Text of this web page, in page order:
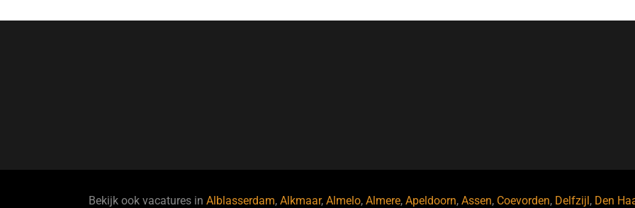
Bekijk ook vacatures in Alblasserdam, Alkmaar, Almelo, Almere, Apeldoorn, Assen, Coevorden, Delfzijl , Den